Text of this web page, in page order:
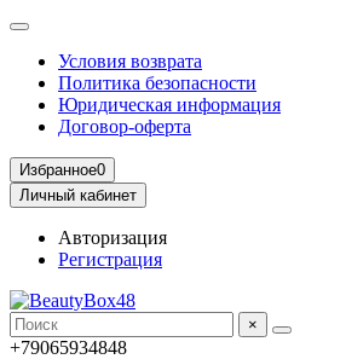
Условия возврата
Политика безопасности
Юридическая информация
Договор-оферта
Избранное0
Личный кабинет
Авторизация
Регистрация
×
+79065934848